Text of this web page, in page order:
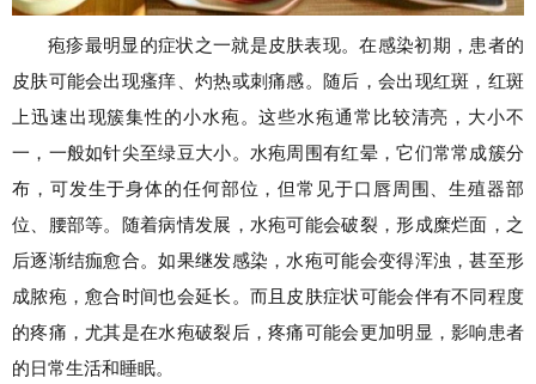
疱疹最明显的症状之一就是皮肤表现。在感染初期，患者的
皮肤可能会出现瘙痒、灼热或刺痛感。随后，会出现红斑，红斑
上迅速出现簇集性的小水疱。这些水疱通常比较清亮，大小不
一，一般如针尖至绿豆大小。水疱周围有红晕，它们常常成簇分
布，可发生于身体的任何部位，但常见于口唇周围、生殖器部
位、腰部等。随着病情发展，水疱可能会破裂，形成糜烂面，之
后逐渐结痂愈合。如果继发感染，水疱可能会变得浑浊，甚至形
成脓疱，愈合时间也会延长。而且皮肤症状可能会伴有不同程度
的疼痛，尤其是在水疱破裂后，疼痛可能会更加明显，影响患者
的日常生活和睡眠。